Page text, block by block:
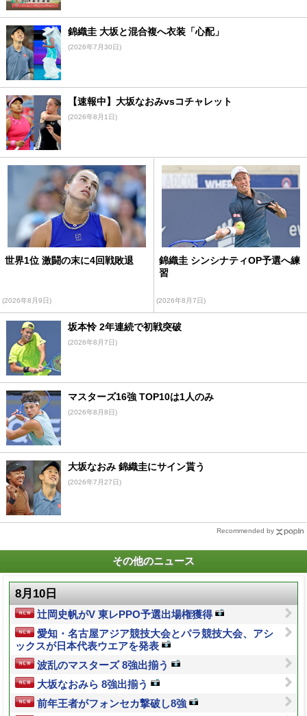
錦織圭 大坂と混合複へ衣装「心配」
(2026年7月30日)
【速報中】大坂なおみvsコチャレット
(2026年8月1日)
世界1位 激闘の末に4回戦敗退
(2026年8月9日)
錦織圭 シンシナティOP予選へ練
習
(2026年8月7日)
坂本怜 2年連続で初戦突破
(2026年8月7日)
マスターズ16強 TOP10は1人のみ
(2026年8月8日)
大坂なおみ 錦織圭にサイン貰う
(2026年7月27日)
Recommended by
その他のニュース
8月10日
辻岡史帆がV 東レPPO予選出場権獲得
愛知・名古屋アジア競技大会とパラ競技大会、アシ
ックスが日本代表ウエアを発表
波乱のマスターズ 8強出揃う
大坂なおみら 8強出揃う
前年王者がフォンセカ撃破し8強